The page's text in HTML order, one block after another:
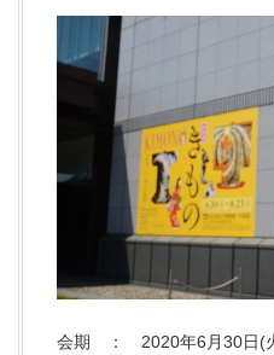
会期 ： 2020年6月30日(